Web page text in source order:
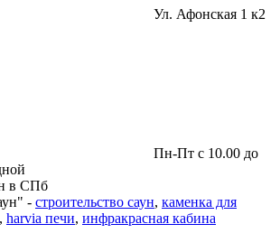
Ул. Афонская 1 к2
Пн-Пт с 10.00 до
в СПб
- строительство саун, каменка для
, harvia печи, инфракрасная кабина